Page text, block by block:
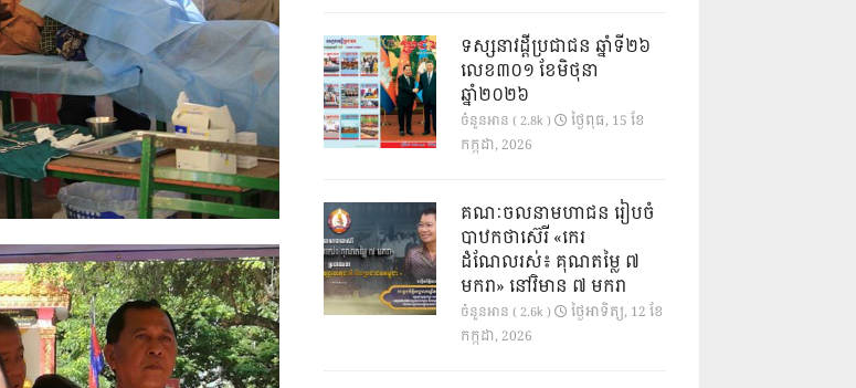
ទស្សនាវដ្ដីប្រជាជន ឆ្នាំទី២៦
លេខ៣០១ ខែមិថុនា
ឆ្នាំ២០២៦
ចំនួនអាន ( 2.8k )
ថ្ងៃ​ពុធ, 15 ខែ​
កក្កដា, 2026
គណៈចលនាមហាជន រៀបចំ
បាឋកថាស៊េរី «កេរ
ដំណែលរស់៖ គុណតម្លៃ ៧
មករា» នៅវិមាន ៧ មករា
ចំនួនអាន ( 2.6k )
ថ្ងៃ​អាទិត្យ, 12 ខែ​
កក្កដា, 2026